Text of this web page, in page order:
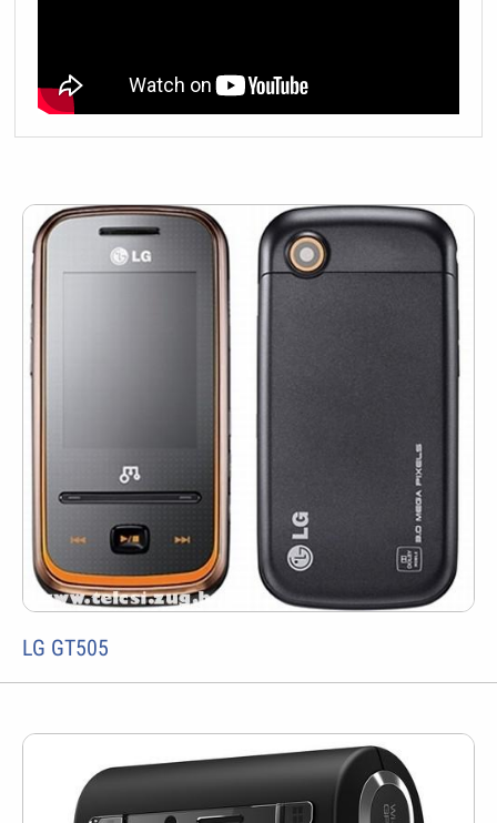
LG GT505